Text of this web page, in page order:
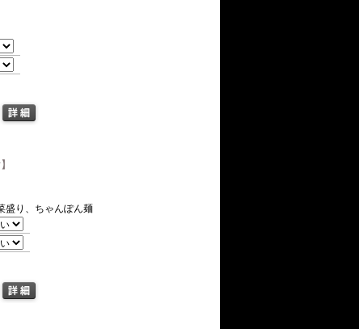
盛り、ちゃんぽん麺